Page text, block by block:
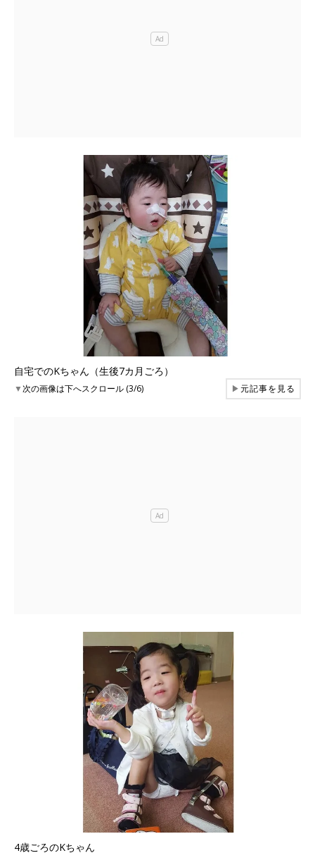
自宅でのKちゃん（生後7カ月ごろ）
▼次の画像は下へスクロール (3/6) ▶元記事を見る
4歳ごろのKちゃん